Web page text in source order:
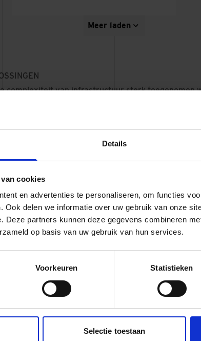
Details
cookies
en advertenties te personaliseren, om functies
Ook delen we informatie over uw gebruik van onze
Deze partners kunnen deze gegevens combineren
op basis van uw gebruik van hun services.
Voorkeuren Statistieken
Selectie toestaan
Meer laden
complexiteit van infrastructuur sterk toegenomen
veelal anders lopen dan voorzien. We praten
duurzaam maakt. Onze integrale aanpak van
flexibiliteit om verwachtingen waar te
Dura Vermeer is specialist in het
aanleggen en onderhouden van
‘one-stop-shop’ die kennis en infrastructuur
maken we het jou makkelijk en leveren we in